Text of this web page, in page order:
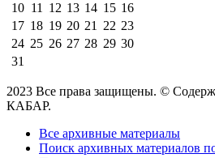
10 11 12 13 14 15 16
17 18 19 20 21 22 23
24 25 26 27 28 29 30
31
2023 Все права защищены. ©
КАБАР.
Все архивные материалы
Поиск архивных материалов